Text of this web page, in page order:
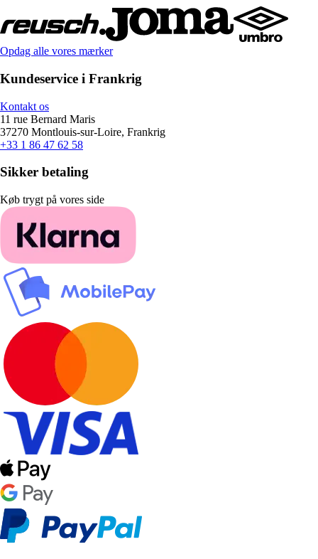
Opdag alle vores mærker
Kundeservice i Frankrig
Kontakt os
11 rue Bernard Maris
37270 Montlouis-sur-Loire, Frankrig
+33 1 86 47 62 58
Sikker betaling
Køb trygt på vores side